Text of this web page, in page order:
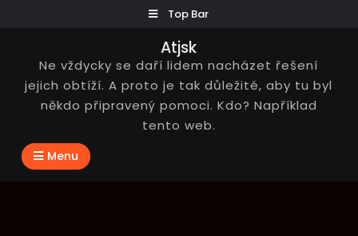
Top Bar
Atjsk
Ne vždycky se daří lidem nacházet řešení
jejich obtíží. A proto je tak důležité, aby tu byl
někdo připravený pomoci. Kdo? Například
tento web.
Menu